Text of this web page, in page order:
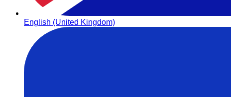
English (United Kingdom)